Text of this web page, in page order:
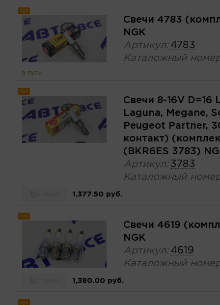
ngk
Свечи 4783
NGK
Артикул: 4783
Каталожный
в пути
ngk
Свечи 8-16V D=16
Laguna, Megane,
Peugeot Partner,
контакт)
(BKR6ES 3783)
Артикул: 3783
Каталожный
1,377.50 руб.
ngk
Свечи 4619
NGK
Артикул: 4619
Каталожный
1,380.00 руб.
ngk